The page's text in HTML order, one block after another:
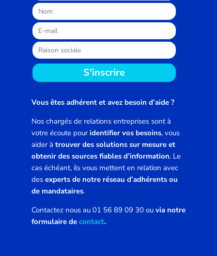
S'inscrire
Vous êtes adhérent et avez besoin d’aide ?
Nos chargés de relations entreprises sont à
votre écoute pouridentifier vos besoins, vous
aider à trouver des solutions sur mesure et
obtenir des sources fiables d’information. Le
cas échéant, ils vous mettent en relation avec
des experts de notre réseau d’adhérents ou
de mandataires.
Contactez nous au 01 56 89 09 30 ou via notre
formulaire de contact.